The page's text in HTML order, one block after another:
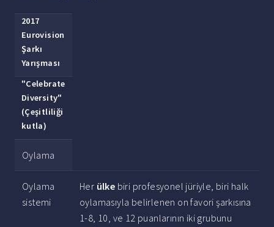
2017
Eurovision
Şarkı
Yarışması
"Celebrate
Diversity"
(Çeşitliliği
kutla)
Oylama
Oylama
sistemi
Her ülke biri profesyonel jüriyle, biri halk
oylamasıyla belirlenen on favori şarkısına
1-8, 10, ve 12 puanlarının iki grubunu